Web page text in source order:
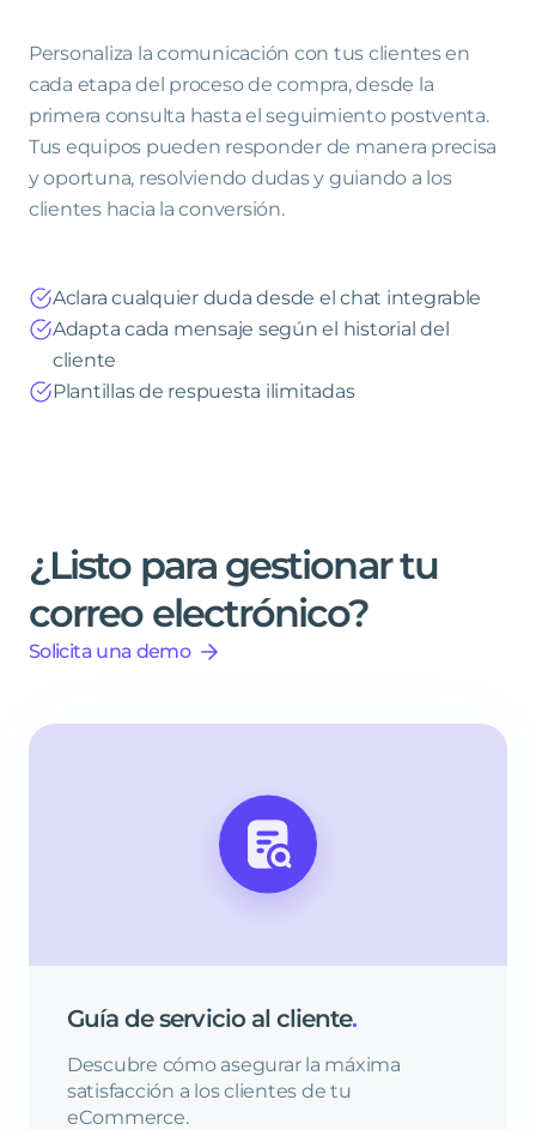
Personaliza la comunicación con tus clientes en
cada etapa del proceso de compra, desde la
primera consulta hasta el seguimiento postventa.
Tus equipos pueden responder de manera precisa
y oportuna, resolviendo dudas y guiando a los
clientes hacia la conversión.
Aclara cualquier duda desde el chat integrable
Adapta cada mensaje según el historial del
cliente
Plantillas de respuesta ilimitadas
¿Listo para gestionartu
correo electrónico?
Solicita una demo
Guía de servicio al cliente.
Descubre cómo asegurar la máxima
satisfacción a los clientes de tu
eCommerce.